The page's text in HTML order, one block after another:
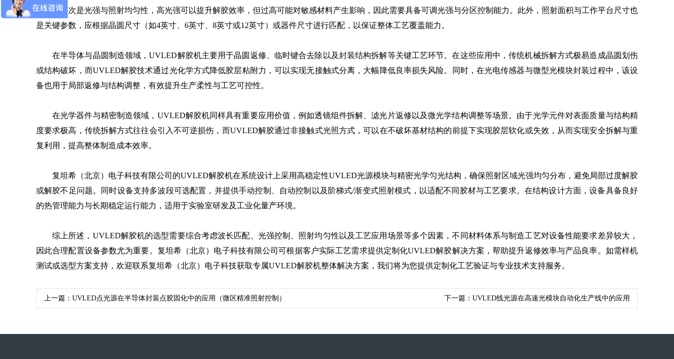
效果。其次是光强与照射均匀性，高光强可以提升解胶效率，但过高可能对敏感材料产生影响，因此需要具备可调光强与分区控制能力。此外，照射面积与工作平台尺寸也
是关键参数，应根据晶圆尺寸（如4英寸、6英寸、8英寸或12英寸）或器件尺寸进行匹配，以保证整体工艺覆盖能力。
在半导体与晶圆制造领域，UVLED解胶机主要用于晶圆返修、临时键合去除以及封装结构拆解等关键工艺环节。在这些应用中，传统机械拆解方式极易造成晶圆划伤
或结构破坏，而UVLED解胶技术通过光化学方式降低胶层粘附力，可以实现无接触式分离，大幅降低良率损失风险。同时，在光电传感器与微型光模块封装过程中，该设
备也用于局部返修与结构调整，有效提升生产柔性与工艺可控性。
在光学器件与精密制造领域，UVLED解胶机同样具有重要应用价值，例如透镜组件拆解、滤光片返修以及微光学结构调整等场景。由于光学元件对表面质量与结构精
度要求极高，传统拆解方式往往会引入不可逆损伤，而UVLED解胶通过非接触式光照方式，可以在不破坏基材结构的前提下实现胶层软化或失效，从而实现安全拆解与重
复利用，提高整体制造成本效率。
复坦希（北京）电子科技有限公司的UVLED解胶机在系统设计上采用高稳定性UVLED光源模块与精密光学匀光结构，确保照射区域光强均匀分布，避免局部过度解胶
或解胶不足问题。同时设备支持多波段可选配置，并提供手动控制、自动控制以及阶梯式/渐变式照射模式，以适配不同胶材与工艺要求。在结构设计方面，设备具备良好
的热管理能力与长期稳定运行能力，适用于实验室研发及工业化量产环境。
综上所述，UVLED解胶机的选型需要综合考虑波长匹配、光强控制、照射均匀性以及工艺应用场景等多个因素，不同材料体系与制造工艺对设备性能要求差异较大，
因此合理配置设备参数尤为重要。复坦希（北京）电子科技有限公司可根据客户实际工艺需求提供定制化UVLED解胶解决方案，帮助提升返修效率与产品良率。如需样机
测试或选型方案支持，欢迎联系复坦希（北京）电子科技获取专属UVLED解胶机整体解决方案，我们将为您提供定制化工艺验证与专业技术支持服务。
上一篇： UVLED点光源在半导体封装点胶固化中的应用（微区精准照射控制） 下一篇： UVLED线光源在高速光模块自动化生产线中的应用